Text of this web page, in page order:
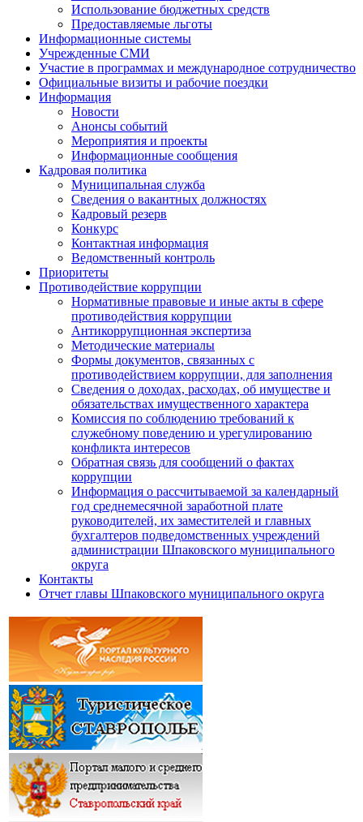
Использование бюджетных средств
Предоставляемые льготы
Информационные системы
Учрежденные СМИ
Участие в программах и международное сотрудничество
Официальные визиты и рабочие поездки
Информация
Новости
Анонсы событий
Мероприятия и проекты
Информационные сообщения
Кадровая политика
Муниципальная служба
Сведения о вакантных должностях
Кадровый резерв
Конкурс
Контактная информация
Ведомственный контроль
Приоритеты
Противодействие коррупции
Нормативные правовые и иные акты в сфере
противодействия коррупции
Антикоррупционная экспертиза
Методические материалы
Формы документов, связанных с
противодействием коррупции, для заполнения
Сведения о доходах, расходах, об имуществе и
обязательствах имущественного характера
Комиссия по соблюдению требований к
служебному поведению и урегулированию
конфликта интересов
Обратная связь для сообщений о фактах
коррупции
Информация о рассчитываемой за календарный
год среднемесячной заработной плате
руководителей, их заместителей и главных
бухгалтеров подведомственных учреждений
администрации Шпаковского муниципального
округа
Контакты
Отчет главы Шпаковского муниципального округа